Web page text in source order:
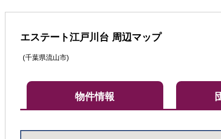
エステート江戸川台 周辺マップ
(千葉県流山市)
物件情報